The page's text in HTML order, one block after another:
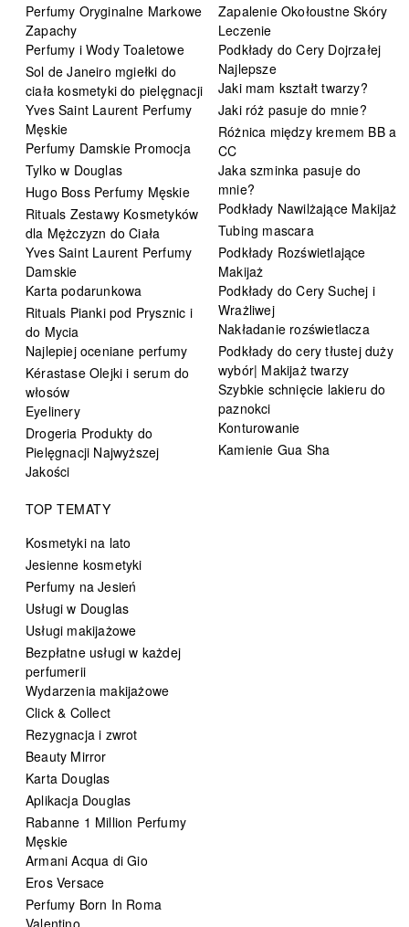
Perfumy Oryginalne Markowe
Zapachy
Perfumy i Wody Toaletowe
Sol de Janeiro mgiełki do
ciała kosmetyki do pielęgnacji
Yves Saint Laurent Perfumy
Męskie
Perfumy Damskie Promocja
Tylko w Douglas
Hugo Boss Perfumy Męskie
Rituals Zestawy Kosmetyków
dla Mężczyzn do Ciała
Yves Saint Laurent Perfumy
Damskie
Karta podarunkowa
Rituals Pianki pod Prysznic i
do Mycia
Najlepiej oceniane perfumy
Kérastase Olejki i serum do
włosów
Eyelinery
Drogeria Produkty do
Pielęgnacji Najwyższej
Jakości
Zapalenie Okołoustne Skóry
Leczenie
Podkłady do Cery Dojrzałej
Najlepsze
Jaki mam kształt twarzy?
Jaki róż pasuje do mnie?
Różnica między kremem BB a
CC
Jaka szminka pasuje do
mnie?
Podkłady Nawilżające Makijaż
Tubing mascara
Podkłady Rozświetlające
Makijaż
Podkłady do Cery Suchej i
Wrażliwej
Nakładanie rozświetlacza
Podkłady do cery tłustej duży
wybór| Makijaż twarzy
Szybkie schnięcie lakieru do
paznokci
Konturowanie
Kamienie Gua Sha
TOP TEMATY
Kosmetyki na lato
Jesienne kosmetyki
Perfumy na Jesień
Usługi w Douglas
Usługi makijażowe
Bezpłatne usługi w każdej
perfumerii
Wydarzenia makijażowe
Click & Collect
Rezygnacja i zwrot
Beauty Mirror
Karta Douglas
Aplikacja Douglas
Rabanne 1 Million Perfumy
Męskie
Armani Acqua di Gio
Eros Versace
Perfumy Born In Roma
Valentino